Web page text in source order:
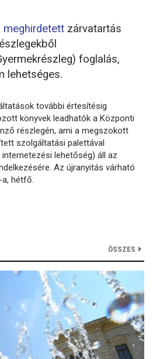
meghirdetett zárvatartás
foglalás,
lehetséges.
további értesítésig
könyvek leadhatók a Központi
részlegén, ami a megszokott
szolgáltatási palettával
lehetőség) áll az
Az újranyitás várható
hétfő.
ÖSSZES